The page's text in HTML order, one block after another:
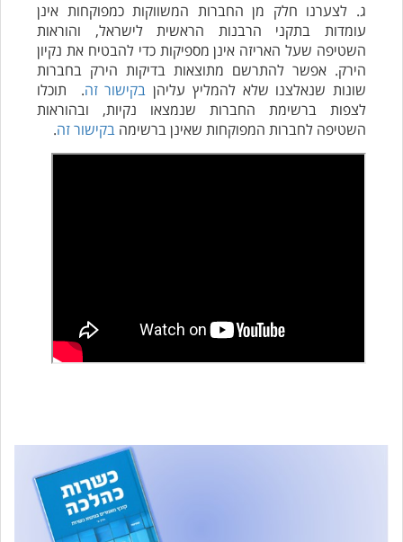
ג. לצערנו חלק מן החברות המשווקות כמפוקחות אינן
עומדות בתקני הרבנות הראשית לישראל, והוראות
השטיפה שעל האריזה אינן מספיקות כדי להבטיח את נקיון
הירק. אפשר להתרשם מתוצאות בדיקות הירק בחברות
שונות שנאלצנו שלא להמליץ עליהן בקישור זה. תוכלו
לצפות ברשימת החברות שנמצאו נקיות, ובהוראות
השטיפה לחברות המפוקחות שאינן ברשימה בקישור זה.